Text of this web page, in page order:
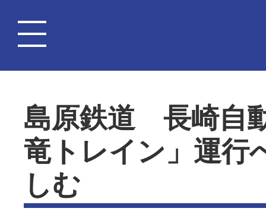
島原鉄道 長崎自
竜トレイン」運
しむ